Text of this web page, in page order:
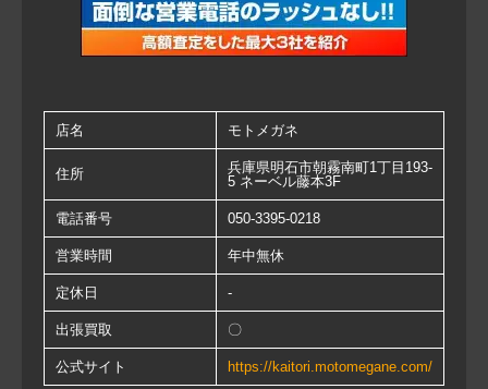
店名 モトメガネ
住所
兵庫県明石市朝霧南町1丁目193-
5 ネーベル藤本3F
電話番号 050-3395-0218
営業時間 年中無休
定休日 -
出張買取 〇
公式サイト https://kaitori.motomegane.com/